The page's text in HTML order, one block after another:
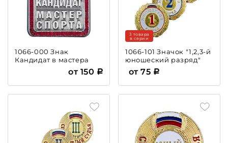
1066-000 Знак
Кандидат в мастера
от 150
1066-101 Значок "1,2,3-й
юношеский разряд"
3 товара
в серии
от 75